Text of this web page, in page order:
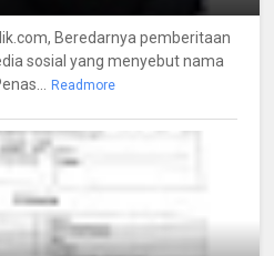
Beredarnya pemberitaan
sosial yang menyebut nama
Readmore